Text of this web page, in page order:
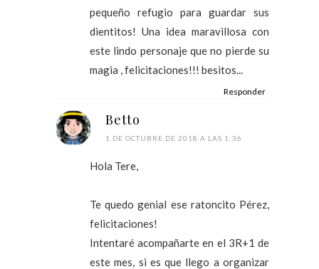
pequeño refugio para guardar sus
dientitos! Una idea maravillosa con
este lindo personaje que no pierde su
magia , felicitaciones!!! besitos...
Responder
Betto
1 DE OCTUBRE DE 2018 A LAS 1:36
Hola Tere,
Te quedo genial ese ratoncito Pérez,
felicitaciones!
Intentaré acompañarte en el 3R+1 de
este mes, si es que llego a organizar